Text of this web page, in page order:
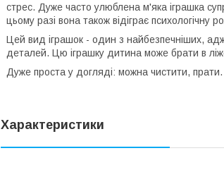
стрес. Дуже часто улюблена м'яка іграшка
цьому разі вона також відіграє
Цей вид іграшок - один з найбезпечніших,
деталей. Цю іграшку дитина може брати в
Дуже проста у догляді: можна чистити,
Характеристики